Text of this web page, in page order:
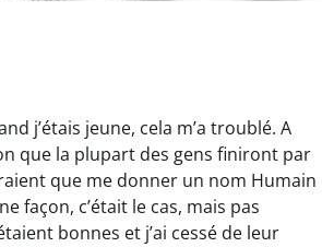
j’étais jeune, cela m’a troublé. A
que la plupart des gens finiront par
que me donner un nom Humain
façon, c’était le cas, mais pas
bonnes et j’ai cessé de leur